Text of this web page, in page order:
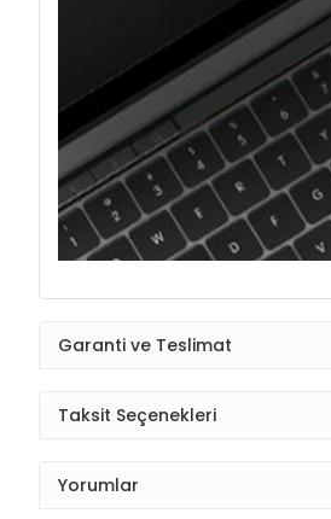
Garanti ve Teslimat
Taksit Seçenekleri
Yorumlar